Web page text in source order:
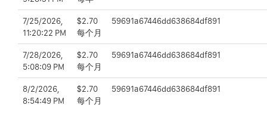
7/25/2026,
11:20:22 PM
$2.70
每个月
59691a67446dd638684df891
7/28/2026,
5:08:09 PM
$2.70
每个月
59691a67446dd638684df891
8/2/2026,
8:54:49 PM
$2.70
每个月
59691a67446dd638684df891